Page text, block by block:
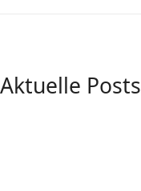
Aktuelle Posts